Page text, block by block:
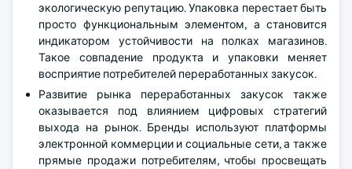
экологическую репутацию. Упаковка перестает быть
просто функциональным элементом, а становится
индикатором устойчивости на полках магазинов.
Такое совпадение продукта и упаковки меняет
восприятие потребителей переработанных закусок.
Развитие рынка переработанных закусок также
оказывается под влиянием цифровых стратегий
выхода на рынок. Бренды используют платформы
электронной коммерции и социальные сети, а также
прямые продажи потребителям, чтобы просвещать